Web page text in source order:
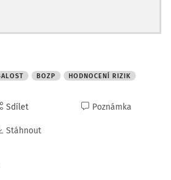
BOZP HODNOCENÍ RIZIK
Sdílet
Stáhnout
Poznámka